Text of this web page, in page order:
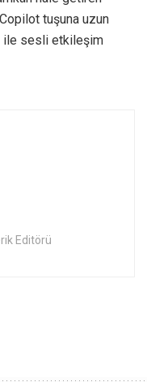
tuşuna uzun
ile sesli etkileşim
Editörü